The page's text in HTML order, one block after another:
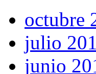
octubre
julio
junio